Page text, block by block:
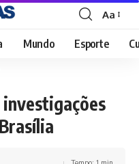
Font
Resizer
Aa
Mundo Esporte